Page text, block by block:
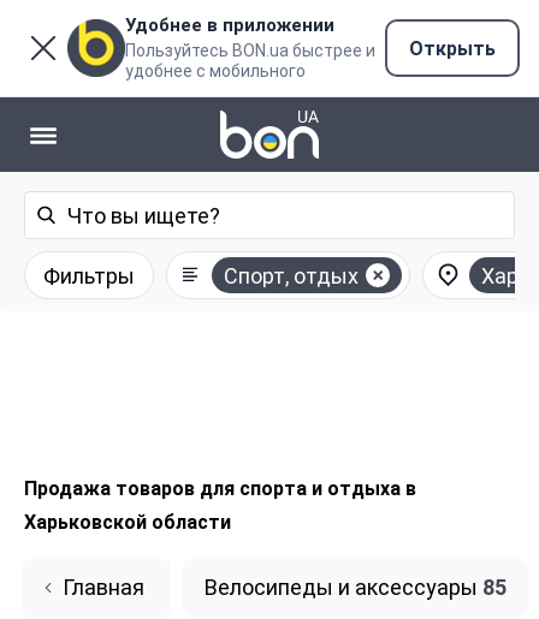
Удобнее в приложении
Пользуйтесь BON.ua быстрее и
удобнее с мобильного
Открыть
Фильтры Спорт, отдых
Продажа товаров для спорта и отдыха в
Харьковской области
Главная Велосипеды и аксессуары 85